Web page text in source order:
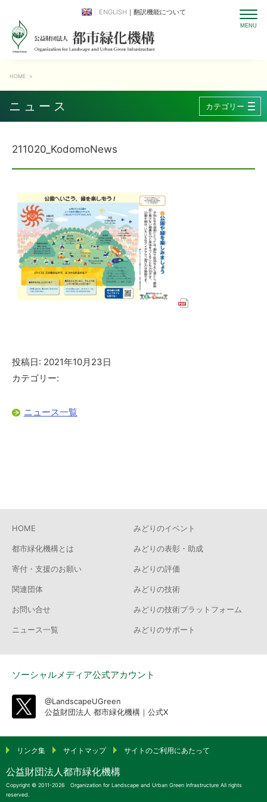
ENGLISH ｜翻訳機能について
ニュース
HOME >
211020_KodomoNews
投稿日: 2021年10月23日
カテゴリー:
カテゴリー
ニュース一覧
HOME
都市緑化機構とは
寄付・支援のお願い
関連団体
お問い合せ
ニュース一覧
みどりのイベント
みどりの表彰・助成
みどりの評価
みどりの技術
みどりの技術プラットフォーム
みどりのサポート
ソーシャルメディア公式アカウント
@LandscapeUGreen
公益財団法人 都市緑化機構｜公式X
リンク集 サイトマップ サイトのご利用にあたって
公益財団法人都市緑化機構
Copyright © 2011-2026 Organization for Landscape and Urban Green Infrastructure All rights
reserved.